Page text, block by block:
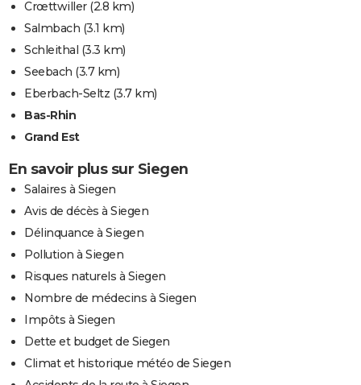
Crœttwiller(2.8 km)
Salmbach (3.1 km)
Schleithal (3.3 km)
Seebach (3.7 km)
Eberbach-Seltz (3.7 km)
Bas-Rhin
Grand Est
En savoir plus sur Siegen
Salaires à Siegen
Avis de décès à Siegen
Délinquance à Siegen
Pollution à Siegen
Risques naturels à Siegen
Nombre de médecins à Siegen
Impôts à Siegen
Dette et budget de Siegen
Climat et historique météo de Siegen